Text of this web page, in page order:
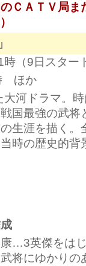
ＣＡＴＶ局
（9日スター
ほか
河ドラマ。
国最強の武将
生涯を描く。
時の歴史的背
…3英傑をは
将にゆかりの